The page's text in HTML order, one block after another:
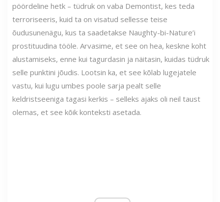
pöördeline hetk – tüdruk on vaba Demontist, kes teda
terroriseeris, kuid ta on visatud sellesse teise
õudusunenägu, kus ta saadetakse Naughty-bi-Nature’i
prostituudina tööle. Arvasime, et see on hea, keskne koht
alustamiseks, enne kui tagurdasin ja näitasin, kuidas tüdruk
selle punktini jõudis. Lootsin ka, et see kõlab lugejatele
vastu, kui lugu umbes poole sarja pealt selle
keldristseeniga tagasi kerkis – selleks ajaks oli neil taust
olemas, et see kõik konteksti asetada.